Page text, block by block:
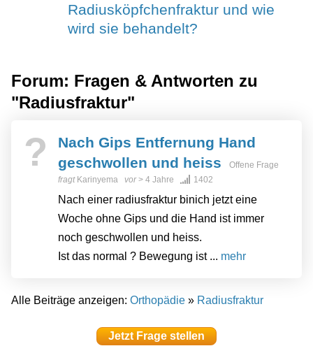
Radiusköpfchenfraktur und wie
wird sie behandelt?
Forum: Fragen & Antworten zu
"Radiusfraktur"
?
Nach Gips Entfernung Hand
geschwollen und heiss
Offene Frage
fragt Karinyema vor> 4 Jahre 1402
Nach einer radiusfraktur binich jetzt eine
Woche ohne Gips und die Hand ist immer
noch geschwollen und heiss.
Ist das normal ? Bewegung ist ... mehr
Alle Beiträge anzeigen: Orthopädie » Radiusfraktur
Jetzt Frage stellen